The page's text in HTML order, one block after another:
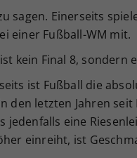
sagen. Einerseits
einer Fußball-WM mit.
kein Final 8, sondern
ist Fußball die
den letzten Jahren
jedenfalls eine
einreiht, ist